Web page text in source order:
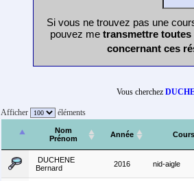
Si vous ne trouvez pas une
pouvez me transmettre
concernant ces
Vous cherchez
Afficher éléments
Nom
Prénom
Année
DUCHENE
Bernard
2016 nid-aigle